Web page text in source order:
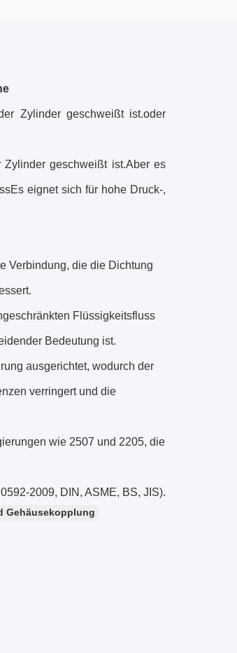
Zylinder geschweißt ist.oder
geschweißt ist.Aber es
eignet sich für hohe Druck-,
Verbindung, die die Dichtung
Flüssigkeitsfluss
Bedeutung ist.
ausgerichtet, wodurch der
verringert und die
wie 2507 und 2205, die
2009, DIN, ASME, BS, JIS).
Gehäusekopplung